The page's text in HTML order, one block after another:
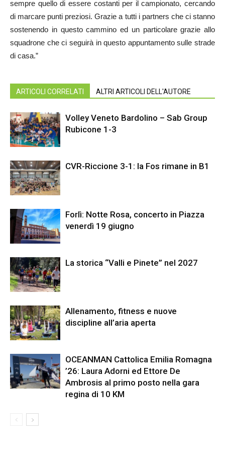
sempre quello di essere costanti per il campionato, cercando
di marcare punti preziosi. Grazie a tutti i partners che ci stanno
sostenendo in questo cammino ed un particolare grazie allo
squadrone che ci seguirà in questo appuntamento sulle strade
di casa.”
ARTICOLI CORRELATI ALTRI ARTICOLI DELL'AUTORE
Volley Veneto Bardolino – Sab Group
Rubicone 1-3
CVR-Riccione 3-1: la Fos rimane in B1
Forlì: Notte Rosa, concerto in Piazza
venerdì 19 giugno
La storica “Valli e Pinete” nel 2027
Allenamento, fitness e nuove
discipline all’aria aperta
OCEANMAN Cattolica Emilia Romagna
’26: Laura Adorni ed Ettore De
Ambrosis al primo posto nella gara
regina di 10 KM